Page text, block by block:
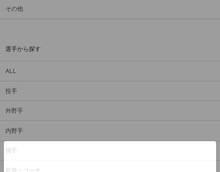
その他
選手から探す
ALL
投手
外野手
内野手
捕手
監督・コーチ